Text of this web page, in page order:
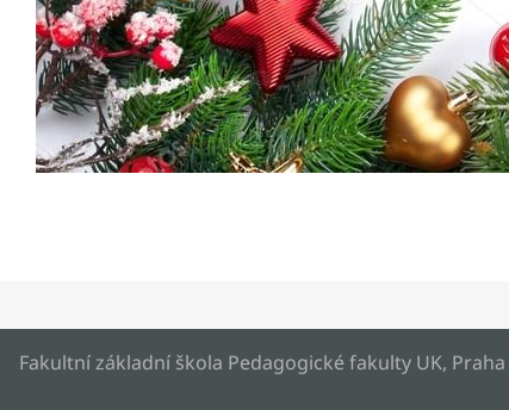
Fakultní základní škola Pedagogické fakulty UK,